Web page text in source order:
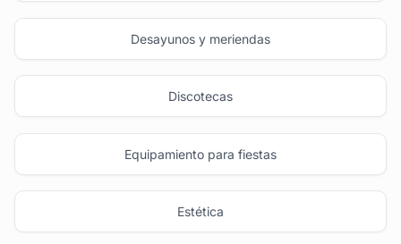
Desayunos y meriendas
Discotecas
Equipamiento para fiestas
Estética